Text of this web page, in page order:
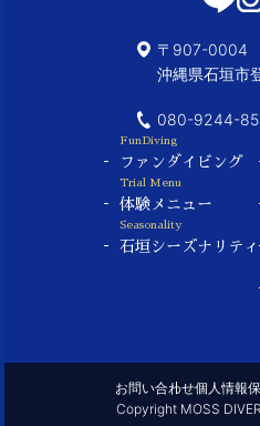
〒907-0004
沖縄県石垣市
080-9244-
FunDiving
ファンダイビング
Trial Menu
体験メニュー
Seasonality
石垣シーズナリティ
お問い合わせ個人情報
Copyright MOSS